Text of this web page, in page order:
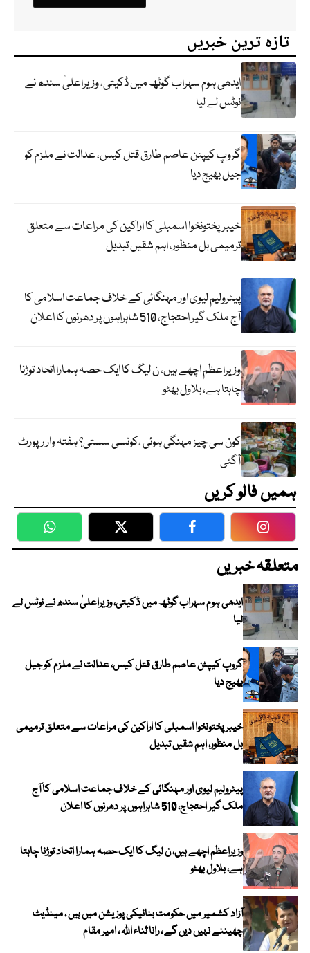
تازہ ترین خبریں
ایدھی ہوم سہراب گوٹھ میں ڈکیتی، وزیراعلیٰ سندھ نے
نوٹس لے لیا
گروپ کیپٹن عاصم طارق قتل کیس، عدالت نے ملزم کو
جیل بھیج دیا
خیبرپختونخوا اسمبلی کا اراکین کی مراعات سے متعلق
ترمیمی بل منظور، اہم شقیں تبدیل
پیٹرولیم لیوی اور مہنگائی کے خلاف جماعت اسلامی کا
آج ملک گیر احتجاج، 510 شاہراہوں پر دھرنوں کا اعلان
وزیراعظم اچھے ہیں، ن لیگ کا ایک حصہ ہمارا اتحاد توڑنا
چاہتا ہے، بلاول بھٹو
کون سی چیز مہنگی ہوئی ،کونسی سستی؟ ہفتہ وار رپورٹ
آگئی
ہمیں فالو کریں
WhatsApp Twitter Facebook
متعلقہ خبریں
ایدھی ہوم سہراب گوٹھ میں ڈکیتی، وزیراعلیٰ سندھ نے نوٹس لے
لیا
گروپ کیپٹن عاصم طارق قتل کیس، عدالت نے ملزم کو جیل
بھیج دیا
خیبرپختونخوا اسمبلی کا اراکین کی مراعات سے متعلق ترمیمی
بل منظور، اہم شقیں تبدیل
پیٹرولیم لیوی اور مہنگائی کے خلاف جماعت اسلامی کا آج
ملک گیر احتجاج، 510 شاہراہوں پر دھرنوں کا اعلان
وزیراعظم اچھے ہیں، ن لیگ کا ایک حصہ ہمارا اتحاد توڑنا چاہتا
ہے، بلاول بھٹو
آزاد کشمیر میں حکومت بنانیکی پوزیشن میں ہیں ، مینڈیٹ
چھیننے نہیں دیں گے ، رانا ثناء اللہ ، امیر مقام